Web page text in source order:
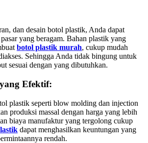
dan desain botol plastik, Anda dapat
yang beragam. Bahan plastik yang
botol plastik murah, cukup mudah
Sehingga Anda tidak bingung untuk
sesuai dengan yang dibutuhkan.
Efektif:
plastik seperti blow molding dan injection
produksi massal dengan harga yang lebih
biaya manufaktur yang tergolong cukup
dapat menghasilkan keuntungan yang
rendah.